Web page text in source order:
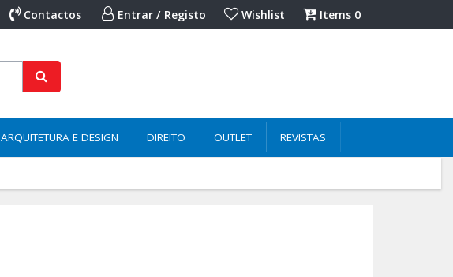
Contactos Entrar / Registo Wishlist Items 0
ARQUITETURA E DESIGN DIREITO OUTLET REVISTAS